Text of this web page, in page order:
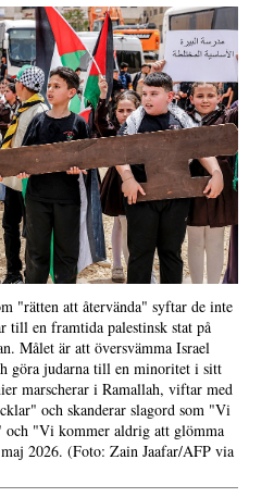
"rätten att återvända" syftar de inte
en framtida palestinsk stat på
Målet är att översvämma Israel
göra judarna till en minoritet i sitt
marscherar i Ramallah, viftar med
och skanderar slagord som "Vi
och "Vi kommer aldrig att glömma
2026. (Foto: Zain Jaafar/AFP via